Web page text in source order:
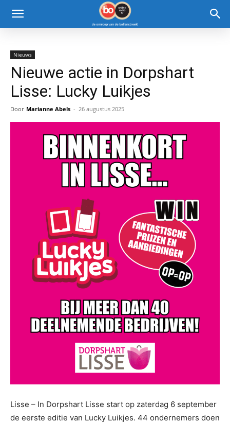
Nieuws
Nieuwe actie in Dorpshart
Lisse: Lucky Luikjes
Door Marianne Abels - 26 augustus 2025
Lisse – In Dorpshart Lisse start op zaterdag 6 september
de eerste editie van Lucky Luikjes. 44 ondernemers doen